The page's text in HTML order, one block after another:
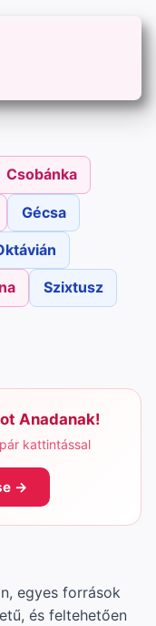
Csobánka
Gécsa
Szixtusz
Anadanak!
kattintással
→
egyes források
és feltehetően